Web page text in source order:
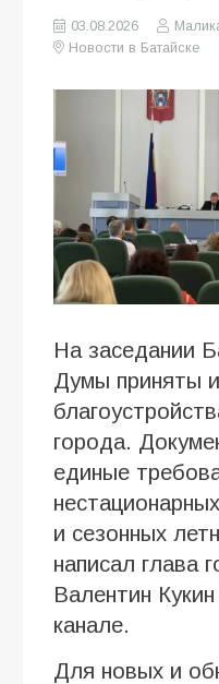
03.08.2026
Новости в Батайске
На заседании
Думы приняты
города.
единые
и сезонных
написал глава
Валентин
канале.
Для новых и